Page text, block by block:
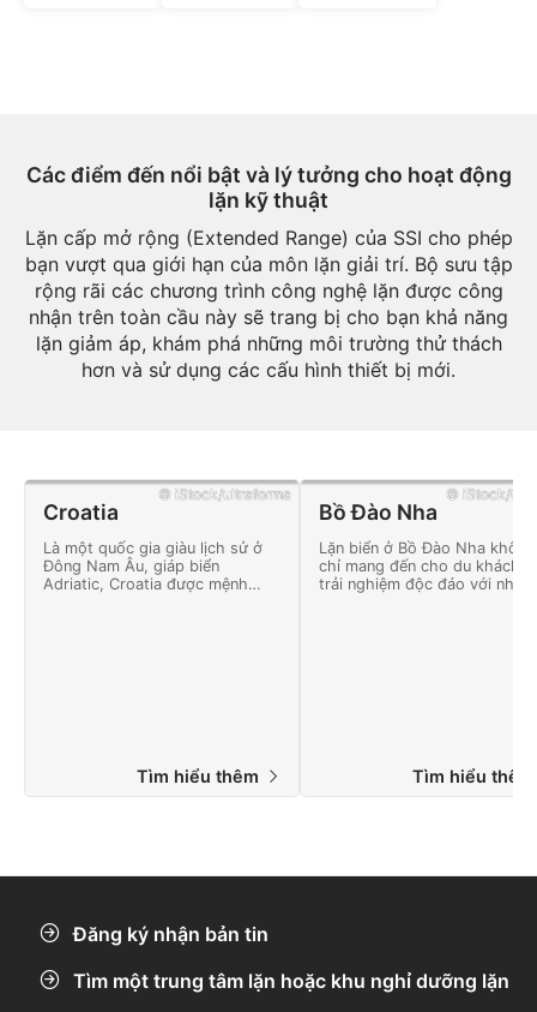
Các điểm đến nổi bật và lý tưởng cho hoạt động
lặn kỹ thuật
Lặn cấp mở rộng (Extended Range) của SSI cho phép
bạn vượt qua giới hạn của môn lặn giải trí. Bộ sưu tập
rộng rãi các chương trình công nghệ lặn được công
nhận trên toàn cầu này sẽ trang bị cho bạn khả năng
lặn giảm áp, khám phá những môi trường thử thách
hơn và sử dụng các cấu hình thiết bị mới.
© iStock/ultraforma
Croatia
Là một quốc gia giàu lịch sử ở
Đông Nam Âu, giáp biển
Adriatic, Croatia được mệnh
Tìm hiểu thêm
© iStock/
Bồ Đào Nha
Lặn biển ở Bồ Đào Nha không
chỉ mang đến cho du khách
trải nghiệm độc đáo với nhiều
Tìm hiểu
Đăng ký nhận bản tin
Tìm một trung tâm lặn hoặc khu nghỉ dưỡng lặn